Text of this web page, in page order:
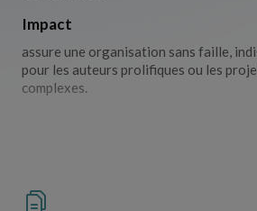
Impact
assure une organisation sans faille,
pour les auteurs prolifiques ou les
complexes.